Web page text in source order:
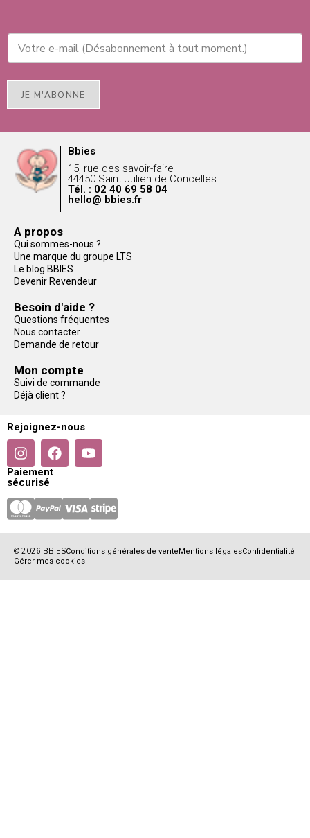
JE M'ABONNE
Bbies
15, rue des savoir-faire
44450 Saint Julien de Concelles
Tél. : 02 40 69 58 04
hello@ bbies.fr
A propos
Qui sommes-nous ?
Une marque du groupe LTS
Le blog BBIES
Devenir Revendeur
Besoin d'aide ?
Questions fréquentes
Nous contacter
Demande de retour
Mon compte
Suivi de commande
Déjà client ?
Rejoignez-nous
Paiement
sécurisé
© 2026 BBIESConditions générales de vente Mentions légalesConfidentialité
Gérer mes cookies